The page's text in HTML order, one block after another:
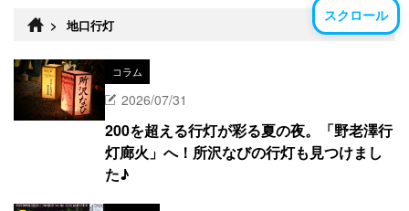
スクロール
> 地口行灯
コラム
2026/07/31
200を超える行灯が彩る夏の夜。「野老澤行
灯廊火」へ！所沢なびの行灯も見つけまし
た♪